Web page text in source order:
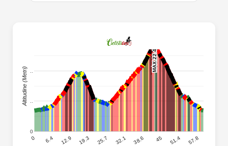
0 6.4 12.9 19.3 25.7 32.1 38.6 45 51.4 57.8
0
..
MAX 22.4 %
MAX 22.4 %
MAX 22.4 %
MAX 22.4 %
Altitudine (Metri)